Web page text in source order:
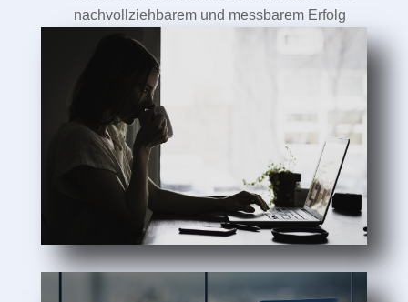
nachvollziehbarem und messbarem Erfolg